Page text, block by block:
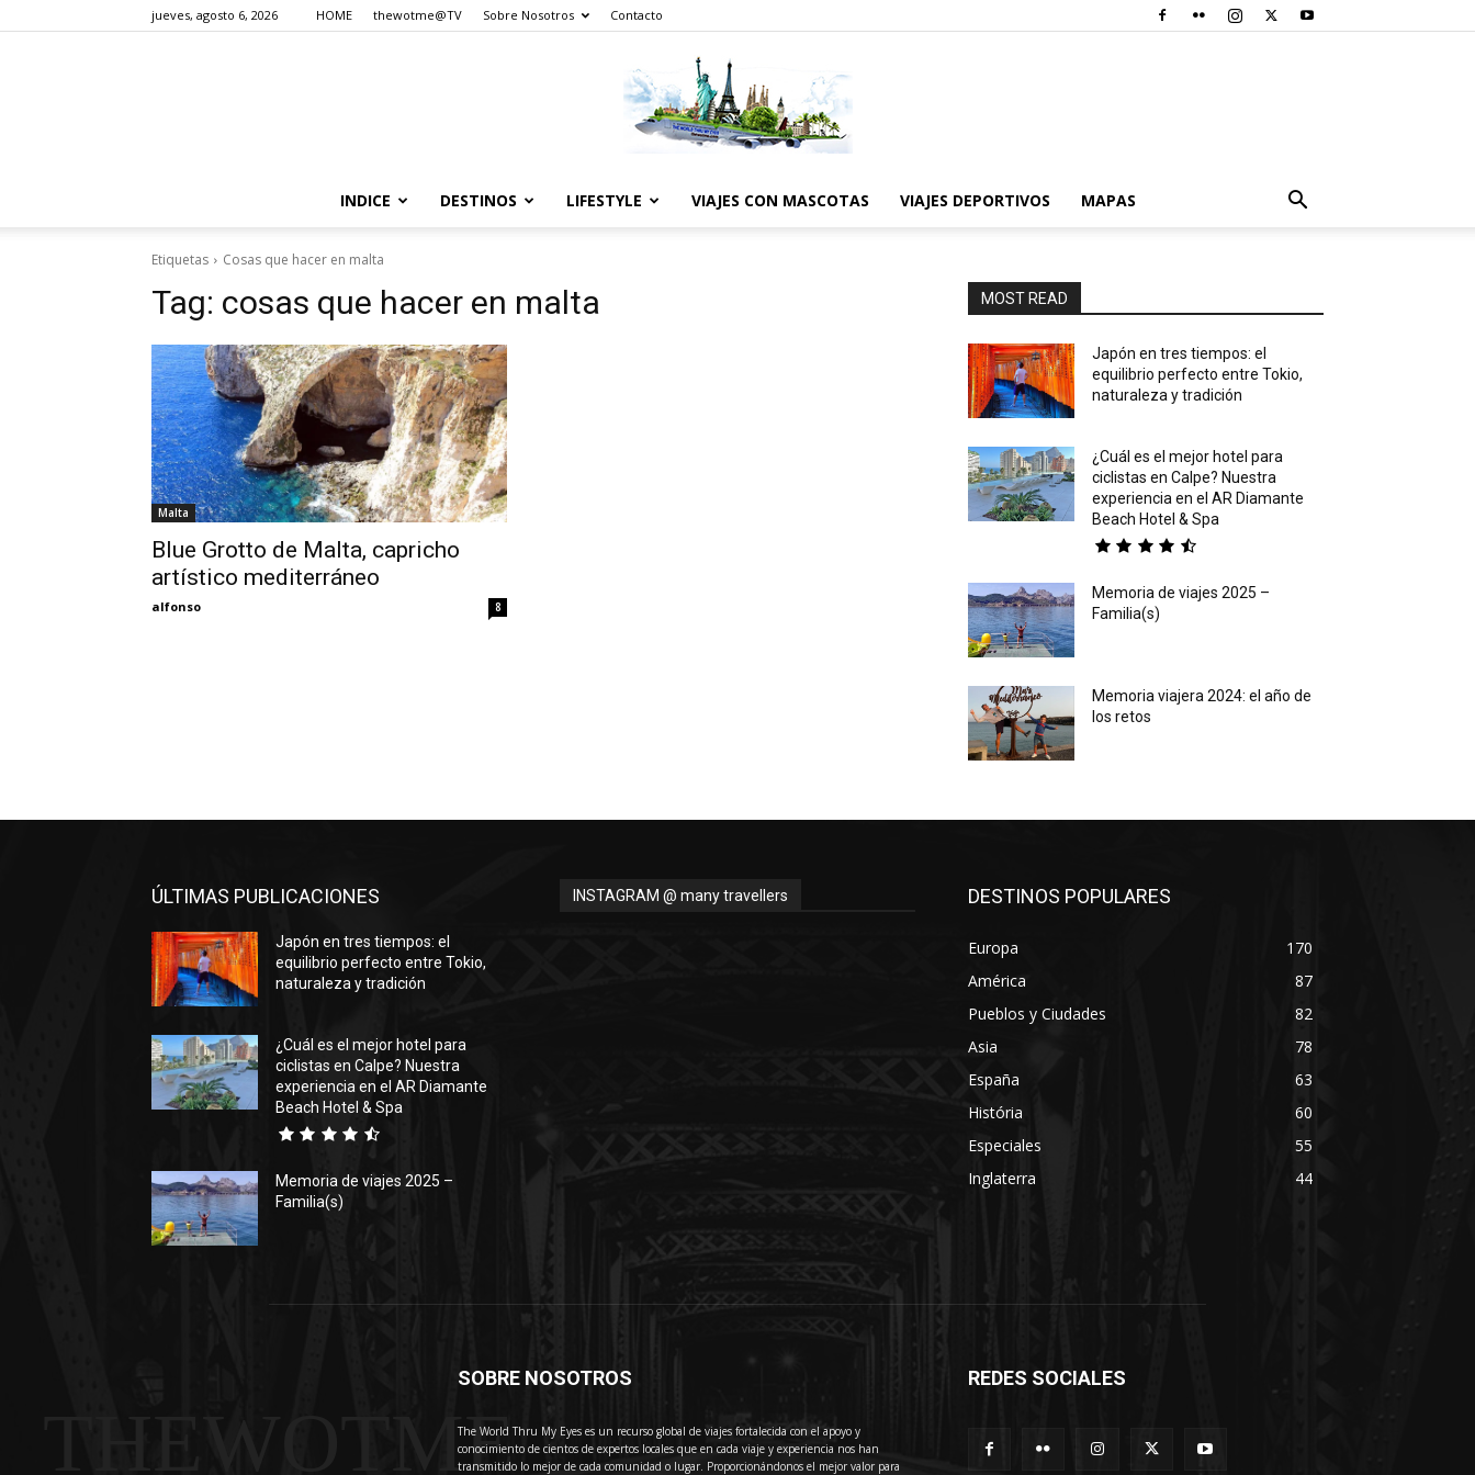
jueves, agosto 6, 2026 HOME thewotme@TV Sobre Nosotros Contacto
INDICE DESTINOS LIFESTYLE VIAJES CON MASCOTAS VIAJES DEPORTIVOS MAPAS
Etiquetas Cosas que hacer en malta
Tag: cosas que hacer en malta
Malta
Blue Grotto de Malta, capricho
artístico mediterráneo
alfonso 8
MOST READ
Japón en tres tiempos: el
equilibrio perfecto entre Tokio,
naturaleza y tradición
¿Cuál es el mejor hotel para
ciclistas en Calpe? Nuestra
experiencia en el AR Diamante
Beach Hotel & Spa
Memoria de viajes 2025 –
Familia(s)
Memoria viajera 2024: el año de
los retos
ÚLTIMAS PUBLICACIONES
Japón en tres tiempos: el
equilibrio perfecto entre Tokio,
naturaleza y tradición
¿Cuál es el mejor hotel para
ciclistas en Calpe? Nuestra
experiencia en el AR Diamante
Beach Hotel & Spa
Memoria de viajes 2025 –
Familia(s)
INSTAGRAM @ many travellers DESTINOS POPULARES
Europa
170
América
87
Pueblos y Ciudades
82
Asia
78
España
63
História
60
Especiales
55
Inglaterra
44
THEWOTME
SOBRE NOSOTROS
The World Thru My Eyes es un recurso global de viajes fortalecida con el apoyo y
conocimiento de cientos de expertos locales que en cada viaje y experiencia nos han
transmitido lo mejor de cada comunidad o lugar. Proporcionándonos el mejor valor para
REDES SOCIALES